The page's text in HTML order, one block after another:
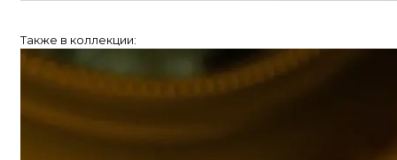
Также в коллекции: